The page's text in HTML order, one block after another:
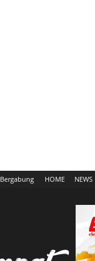
HOME NEWS